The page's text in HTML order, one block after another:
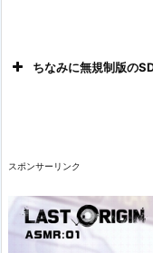
ちなみに無規制版の
スポンサーリンク